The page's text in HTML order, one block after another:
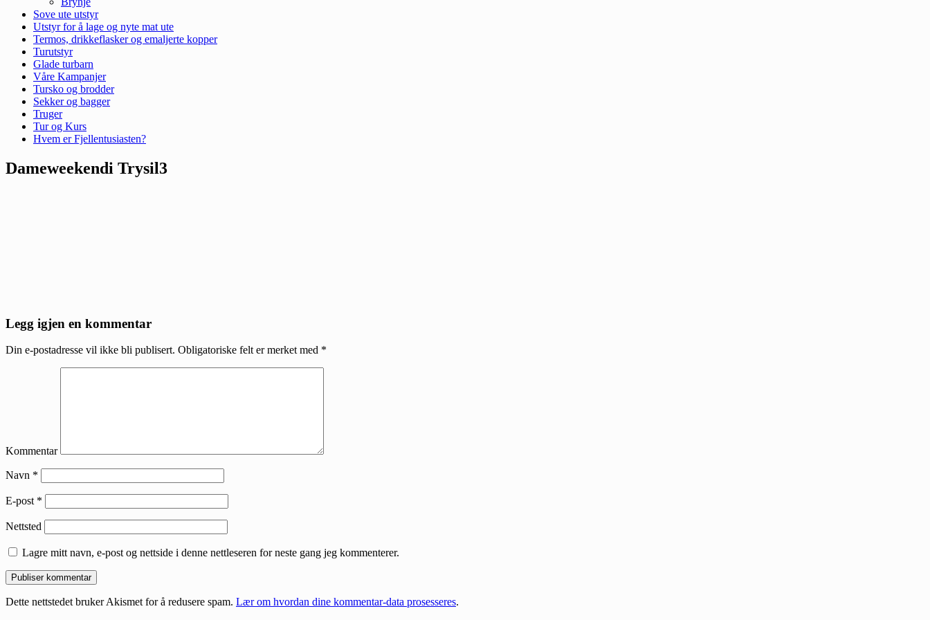
Sove ute utstyr
Utstyr for å lage og nyte mat ute
Termos, drikkeflasker og emaljerte kopper
Turutstyr
Glade turbarn
Våre Kampanjer
Tursko og brodder
Sekker og bagger
Truger
Tur og Kurs
Hvem er Fjellentusiasten?
Dameweekendi Trysil3
Reader
Legg igjen en kommentar
Din e-postadresse vil ikke bli publisert. Obligatoriske felt er merket med *
Kommentar
Navn *
E-post *
Nettsted
Lagre mitt navn, e-post og nettside i denne nettleseren for neste gang jeg kommenterer.
Dette nettstedet bruker Akismet for å redusere spam. Lær om hvordan dine kommentar-data prosesseres.